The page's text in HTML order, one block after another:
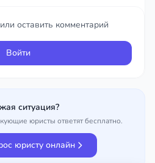
Войти
оставить комментарий
Войти
ситуация?
юристы ответят бесплатно.
юристу онлайн